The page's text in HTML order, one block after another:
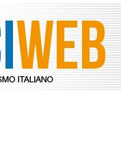
ORCIERES-
A VOIRON